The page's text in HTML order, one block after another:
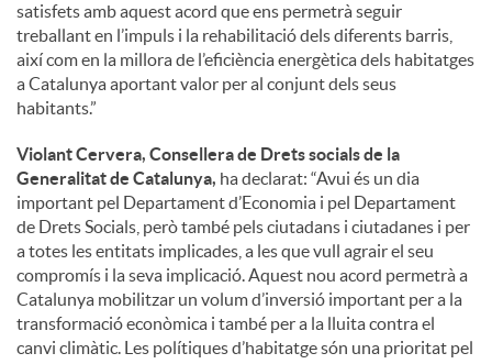
satisfets amb aquest acord que ens permetrà seguir
treballant en l’impuls i la rehabilitació dels diferents barris,
així com en la millora de l’eficiència energètica dels habitatges
a Catalunya aportant valor per al conjunt dels seus
habitants.”
Violant Cervera, Consellera de Drets socials de la
Generalitat de Catalunya, ha declarat: “Avui és un dia
important pel Departament d’Economia i pel Departament
de Drets Socials, però també pels ciutadans i ciutadanes i per
a totes les entitats implicades, a les que vull agrair el seu
compromís i la seva implicació. Aquest nou acord permetrà a
Catalunya mobilitzar un volum d’inversió important per a la
transformació econòmica i també per a la lluita contra el
canvi climàtic. Les polítiques d’habitatge són una prioritat pel